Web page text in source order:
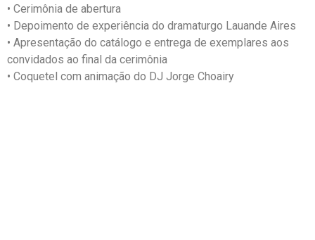
• Cerimônia de abertura
• Depoimento de experiência do dramaturgo Lauande Aires
• Apresentação do catálogo e entrega de exemplares aos
convidados ao final da cerimônia
• Coquetel com animação do DJ Jorge Choairy